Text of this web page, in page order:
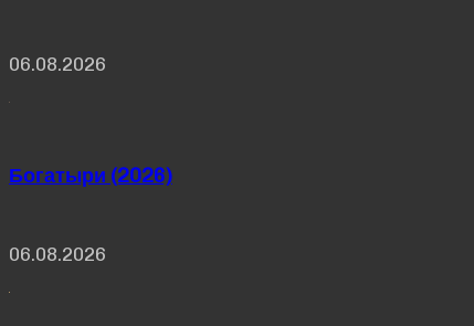
06.08.2026
Богатыри (2026)
06.08.2026